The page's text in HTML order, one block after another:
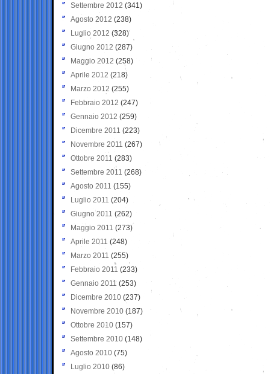
Settembre 2012 (341)
Agosto 2012 (238)
Luglio 2012 (328)
Giugno 2012 (287)
Maggio 2012 (258)
Aprile 2012 (218)
Marzo 2012 (255)
Febbraio 2012 (247)
Gennaio 2012 (259)
Dicembre 2011 (223)
Novembre 2011 (267)
Ottobre 2011 (283)
Settembre 2011 (268)
Agosto 2011 (155)
Luglio 2011 (204)
Giugno 2011 (262)
Maggio 2011 (273)
Aprile 2011 (248)
Marzo 2011 (255)
Febbraio 2011 (233)
Gennaio 2011 (253)
Dicembre 2010 (237)
Novembre 2010 (187)
Ottobre 2010 (157)
Settembre 2010 (148)
Agosto 2010 (75)
Luglio 2010 (86)